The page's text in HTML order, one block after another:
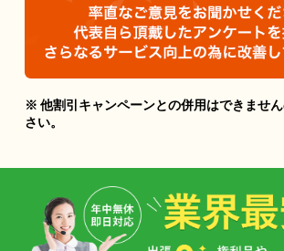
※ 他割引キャンペーンとの併用はできませ
さい。